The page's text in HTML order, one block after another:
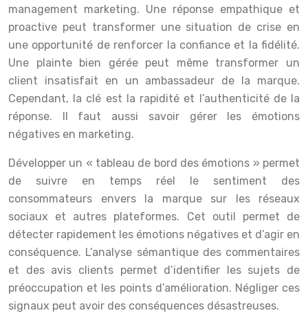
management marketing. Une réponse empathique et
proactive peut transformer une situation de crise en
une opportunité de renforcer la confiance et la fidélité.
Une plainte bien gérée peut même transformer un
client insatisfait en un ambassadeur de la marque.
Cependant, la clé est la rapidité et l’authenticité de la
réponse. Il faut aussi savoir gérer les émotions
négatives en marketing.
Développer un « tableau de bord des émotions » permet
de suivre en temps réel le sentiment des
consommateurs envers la marque sur les réseaux
sociaux et autres plateformes. Cet outil permet de
détecter rapidement les émotions négatives et d’agir en
conséquence. L’analyse sémantique des commentaires
et des avis clients permet d’identifier les sujets de
préoccupation et les points d’amélioration. Négliger ces
signaux peut avoir des conséquences désastreuses.